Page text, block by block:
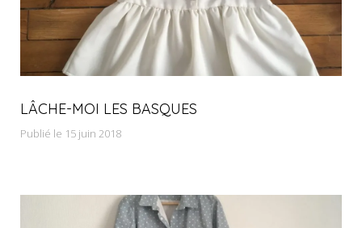
LÂCHE-MOI LES BASQUES
Publié le 15 juin 2018